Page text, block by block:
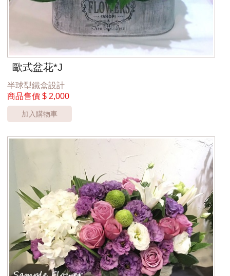
歐式盆花*J
半球型鐵盒設計
商品售價 $ 2,000
加入購物車